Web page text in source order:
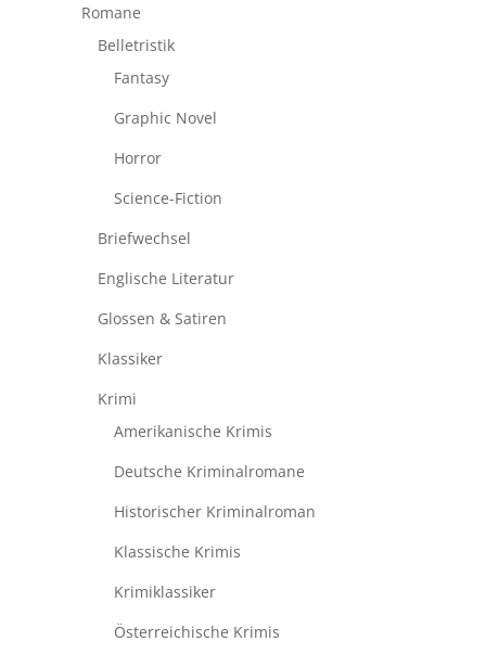
Romane
Belletristik
Fantasy
Graphic Novel
Horror
Science-Fiction
Briefwechsel
Englische Literatur
Glossen & Satiren
Klassiker
Krimi
Amerikanische Krimis
Deutsche Kriminalromane
Historischer Kriminalroman
Klassische Krimis
Krimiklassiker
Österreichische Krimis